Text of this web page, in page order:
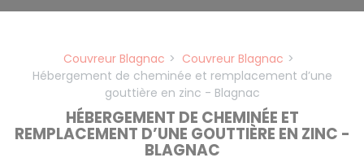
Couvreur Blagnac
Couvreur Blagnac
Hébergement de cheminée et remplacement d’une
gouttière en zinc - Blagnac
HÉBERGEMENT DE CHEMINÉE ET
REMPLACEMENT D’UNE GOUTTIÈRE EN ZINC -
BLAGNAC